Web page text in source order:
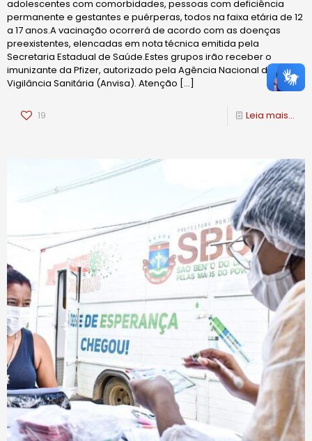
adolescentes com comorbidades, pessoas com deficiência
permanente e gestantes e puérperas, todos na faixa etária de 12
a 17 anos.A vacinação ocorrerá de acordo com as doenças
preexistentes, elencadas em nota técnica emitida pela
Secretaria Estadual de Saúde.Estes grupos irão receber o
imunizante da Pfizer, autorizado pela Agência Nacional de
Vigilância Sanitária (Anvisa). Atenção […]
19 Leia mais...